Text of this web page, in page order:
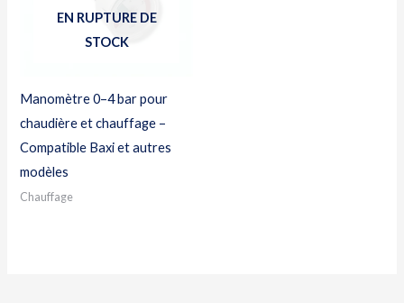
EN RUPTURE DE
STOCK
Manomètre 0–4 bar pour
chaudière et chauffage –
Compatible Baxi et autres
modèles
Chauffage